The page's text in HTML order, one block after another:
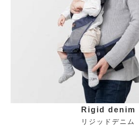
Rigid denim
リジッドデニム